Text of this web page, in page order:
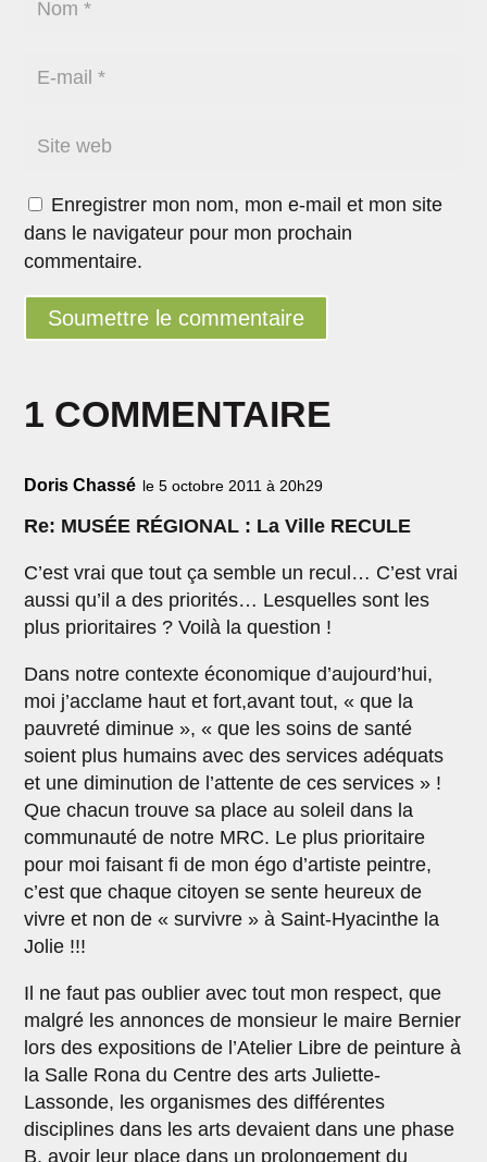
1 COMMENTAIRE
Doris Chassé le 5 octobre 2011 à 20h29
Re: MUSÉE RÉGIONAL : La Ville RECULE
C’est vrai que tout ça semble un recul… C’est vrai
aussi qu’il a des priorités… Lesquelles sont les
plus prioritaires ? Voilà la question !
Dans notre contexte économique d’aujourd’hui,
moi j’acclame haut et fort,avant tout, « que la
pauvreté diminue », « que les soins de santé
soient plus humains avec des services adéquats
et une diminution de l’attente de ces services » !
Que chacun trouve sa place au soleil dans la
communauté de notre MRC. Le plus prioritaire
pour moi faisant fi de mon égo d’artiste peintre,
c’est que chaque citoyen se sente heureux de
vivre et non de « survivre » à Saint-Hyacinthe la
Jolie !!!
Il ne faut pas oublier avec tout mon respect, que
malgré les annonces de monsieur le maire Bernier
lors des expositions de l’Atelier Libre de peinture à
la Salle Rona du Centre des arts Juliette-
Lassonde, les organismes des différentes
disciplines dans les arts devaient dans une phase
B, avoir leur place dans un prolongement du
Enregistrer mon nom, mon e-mail et mon site
dans le navigateur pour mon prochain
commentaire.
Soumettre le commentaire